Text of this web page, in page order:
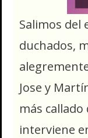
Salimos del
duchados,
Jose y
más
interviene